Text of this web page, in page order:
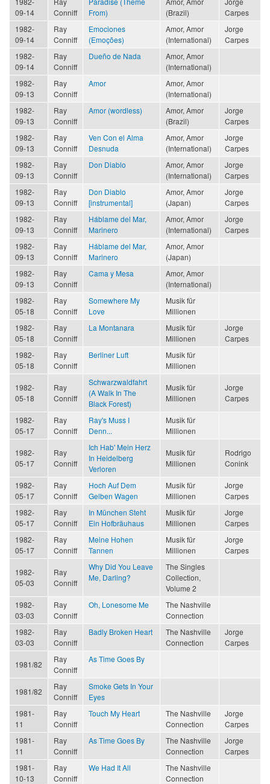
09-14
Conniff
From)
(Brazil)
Carpes
1982-
09-14
Ray
Conniff
Emociones
(Emoções)
Amor, Amor
(International)
Jorge
Carpes
1982-
09-14
Ray
Conniff
Dueño de Nada
Amor, Amor
(International)
1982-
09-13
Ray
Conniff
Amor
Amor, Amor
(International)
1982-
09-13
Ray
Conniff
Amor (wordless)
Amor, Amor
(Brazil)
Jorge
Carpes
1982-
09-13
Ray
Conniff
Ven Con el Alma
Desnuda
Amor, Amor
(International)
Jorge
Carpes
1982-
09-13
Ray
Conniff
Don Diablo
Amor, Amor
(International)
Jorge
Carpes
1982-
09-13
Ray
Conniff
Don Diablo
[instrumental]
Amor, Amor
(Japan)
Jorge
Carpes
1982-
09-13
Ray
Conniff
Háblame del Mar,
Marinero
Amor, Amor
(International)
Jorge
Carpes
1982-
09-13
Ray
Conniff
Háblame del Mar,
Marinero
Amor, Amor
(Japan)
1982-
09-13
Ray
Conniff
Cama y Mesa
Amor, Amor
(International)
1982-
05-18
Ray
Conniff
Somewhere My
Love
Musik für
Millionen
1982-
05-18
Ray
Conniff
La Montanara
Musik für
Millionen
Jorge
Carpes
1982-
05-18
Ray
Conniff
Berliner Luft
Musik für
Millionen
1982-
05-18
Ray
Conniff
Schwarzwaldfahrt
(A Walk In The
Black Forest)
Musik für
Millionen
Jorge
Carpes
1982-
05-17
Ray
Conniff
Ray's Muss I
Denn...
Musik für
Millionen
1982-
05-17
Ray
Conniff
Ich Hab' Mein Herz
In Heidelberg
Verloren
Musik für
Millionen
Rodrigo
Conink
1982-
05-17
Ray
Conniff
Hoch Auf Dem
Gelben Wagen
Musik für
Millionen
Jorge
Carpes
1982-
05-17
Ray
Conniff
In München Steht
Ein Hofbräuhaus
Musik für
Millionen
Jorge
Carpes
1982-
05-17
Ray
Conniff
Meine Hohen
Tannen
Musik für
Millionen
Jorge
Carpes
1982-
05-03
Ray
Conniff
Why Did You Leave
Me, Darling?
The Singles
Collection,
Volume 2
1982-
03-03
Ray
Conniff
Oh, Lonesome Me
The Nashville
Connection
1982-
03-03
Ray
Conniff
Badly Broken Heart
The Nashville
Connection
Jorge
Carpes
1981/82
Ray
Conniff
As Time Goes By
1981/82
Ray
Conniff
Smoke Gets In Your
Eyes
1981-
11
Ray
Conniff
Touch My Heart
The Nashville
Connection
Jorge
Carpes
1981-
11
Ray
Conniff
As Time Goes By
The Nashville
Connection
Jorge
Carpes
1981-
10-13
Ray
Conniff
We Had It All
The Nashville
Connection